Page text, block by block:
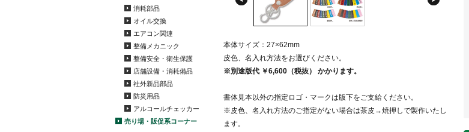
消耗部品
オイル交換
エアコン関連
整備メカニック
整備安全・衛生保護
店舗設備・消耗備品
社外新品部品
防災用品
アルコールチェッカー
売り場・販促系コーナー
本体サイズ：27×62mm
皮色、名入れ方法をお選びください。
※別途版代 ￥6,600（税抜） かかります。
書体見本以外の指定ロゴ・マークは版下をご支給ください。
※皮色、名入れ方法のご指定がない場合は茶皮→焼押しで製作いたし
ます。